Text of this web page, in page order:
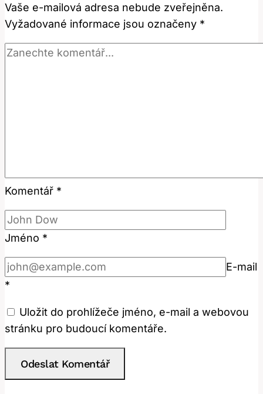
v
anglicko-
českém
slovníku
Vaše e-mailová adresa nebude zveřejněna.
Vyžadované informace jsou označeny *
Komentář *
Jméno *
E-mail
*
Uložit do prohlížeče jméno, e-mail a webovou
stránku pro budoucí komentáře.